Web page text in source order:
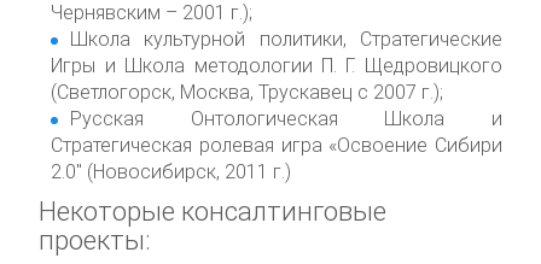
Чернявским – 2001 г.);
Школа культурной политики, Стратегические
Игры и Школа методологии П. Г. Щедровицкого
(Светлогорск, Москва, Трускавец с 2007 г.);
Русская Онтологическая Школа и
Стратегическая ролевая игра «Освоение Сибири
2.0″ (Новосибирск, 2011 г.)
Некоторые консалтинговые
проекты: